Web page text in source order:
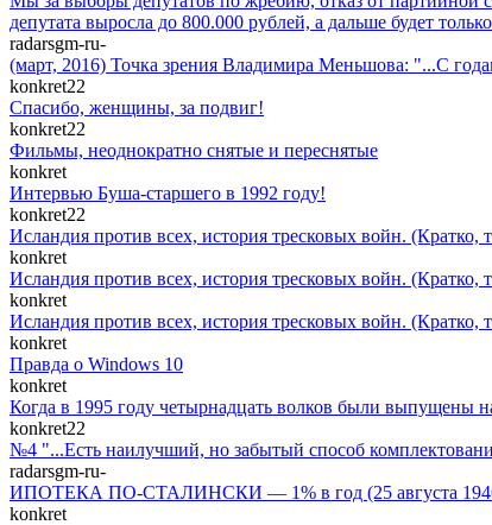
депутата выросла до 800.000 рублей, а дальше будет
radarsgm-ru-
(март, 2016) Точка зрения Владимира Меньшова: "...С
konkret22
Спасибо, женщины, за подвиг!
konkret22
Фильмы, неоднократно снятые и переснятые
konkret
Интервью Буша-старшего в 1992 году!
konkret22
Исландия против всех, история тресковых войн.
konkret
Исландия против всех, история тресковых войн.
konkret
Исландия против всех, история тресковых войн.
konkret
Правда о Windows 10
konkret
Когда в 1995 году четырнадцать волков были выпущены
konkret22
№4 "...Есть наилучший, но забытый способ
radarsgm-ru-
ИПОТЕКА ПО-СТАЛИНСКИ — 1% в год (25 августа
konkret